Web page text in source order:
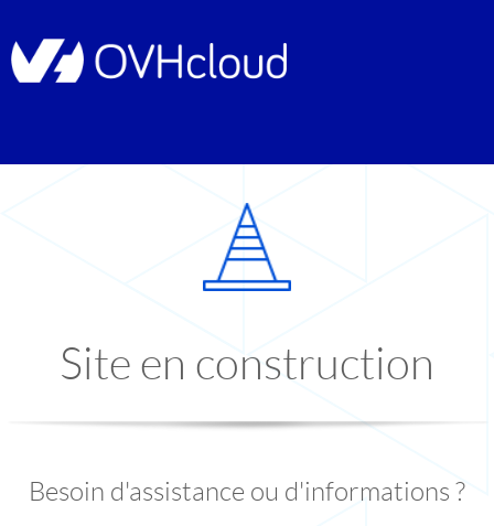
Site en construction
Besoin d'assistance ou d'informations ?